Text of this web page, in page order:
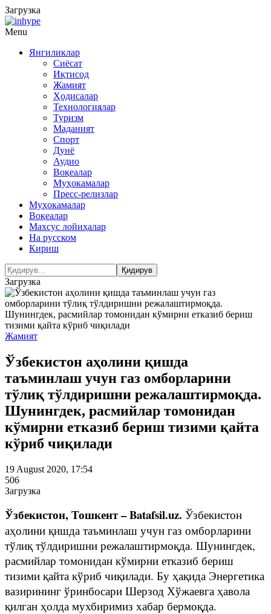
Загрузка
Menu
Янгиликлар
Сиёсат
Иқтисод
Жамият
Ҳодисалар
Технологиялар
Туризм
Маданият
Спорт
Дунё
Аудио
Воқеалар
Муҳокамалар
Пресс-релизлар
Муҳокамалар
Воқеалар
Махсус лойиҳалар
На русском
Кириш
Загрузка
Жамият
Ўзбекистон аҳолини қишда
таъминлаш учун газ омборларини
тўлиқ тўлдиришни режалаштирмоқда.
Шунингдек, расмийлар томонидан
кўмирни етказиб бериш тизими қайта
кўриб чиқилади
19 August 2020, 17:54
506
Загрузка
Ўзбекистон, Тошкент – Batafsil.uz. Ўзбекистон
аҳолини қишда таъминлаш учун газ омборларини
тўлиқ тўлдиришни режалаштирмоқда. Шунингдек,
расмийлар томонидан кўмирни етказиб бериш
тизими қайта кўриб чиқилади. Бу ҳақида Энергетика
вазирининг ўринбосари Шерзод Хўжаевга ҳавола
қилган ҳолда мухбиримиз хабар бермоқда.